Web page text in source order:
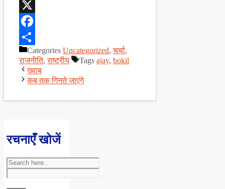
WhatsApp
X
Facebook
ShareCategories Uncategorized,चर्चा,
राजनीति,राष्ट्रीय Tags ajay, bokil
ख्वाब
कब तक गिनते जाएंगे
रचनाएँ खोजें